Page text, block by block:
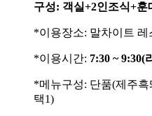
구성: 객실+2인조식+훈
*이용장소: 말차이트 레
*이용시간: 7:30 ~ 9:30(
*메뉴구성: 단품(제주
택1)